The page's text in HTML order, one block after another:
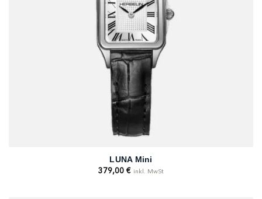
LUNA Mini
379,00 € inkl. MwSt